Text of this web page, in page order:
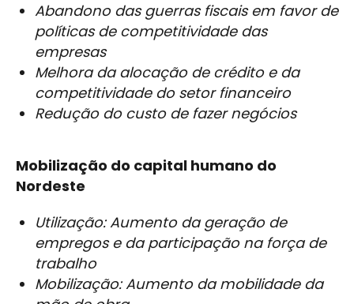
Abandono das guerras fiscais em favor de
políticas de competitividade das
empresas
Melhora da alocação de crédito e da
competitividade do setor financeiro
Redução do custo de fazer negócios
Mobilização do capital humano do
Nordeste
Utilização: Aumento da geração de
empregos e da participação na força de
trabalho
Mobilização: Aumento da mobilidade da